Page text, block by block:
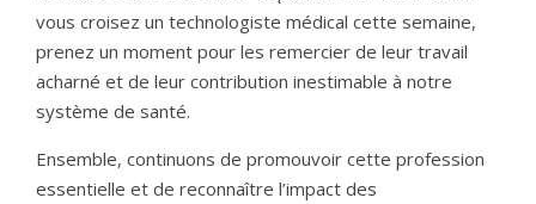
vous croisez un technologiste médical cette semaine,
prenez un moment pour les remercier de leur travail
acharné et de leur contribution inestimable à notre
système de santé.
Ensemble, continuons de promouvoir cette profession
essentielle et de reconnaître l’impact des